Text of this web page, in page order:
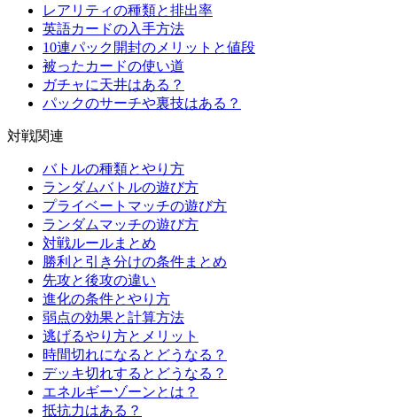
レアリティの種類と排出率
英語カードの入手方法
10連パック開封のメリットと値段
被ったカードの使い道
ガチャに天井はある？
パックのサーチや裏技はある？
対戦関連
バトルの種類とやり方
ランダムバトルの遊び方
プライベートマッチの遊び方
ランダムマッチの遊び方
対戦ルールまとめ
勝利と引き分けの条件まとめ
先攻と後攻の違い
進化の条件とやり方
弱点の効果と計算方法
逃げるやり方とメリット
時間切れになるとどうなる？
デッキ切れするとどうなる？
エネルギーゾーンとは？
抵抗力はある？